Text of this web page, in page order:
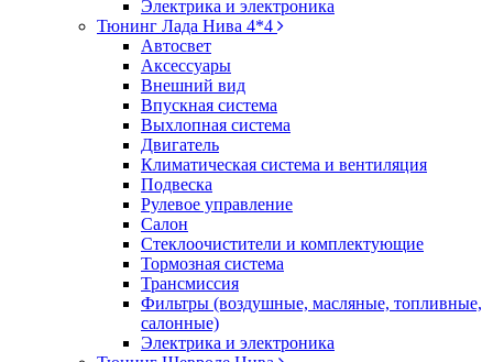
Электрика и электроника
Тюнинг Лада Нива 4*4
Автосвет
Аксессуары
Внешний вид
Впускная система
Выхлопная система
Двигатель
Климатическая система и вентиляция
Подвеска
Рулевое управление
Салон
Стеклоочистители и комплектующие
Тормозная система
Трансмиссия
Фильтры (воздушные, масляные, топливные,
салонные)
Электрика и электроника